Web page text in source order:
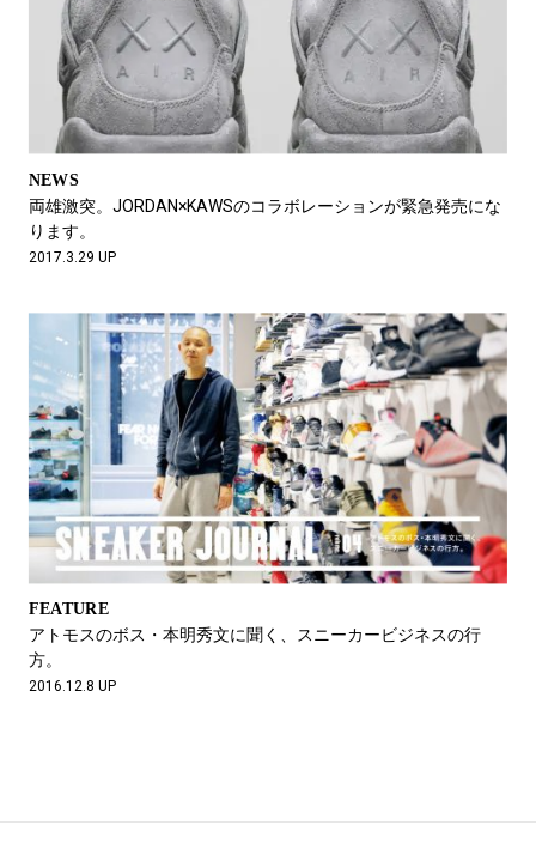
NEWS
両雄激突。JORDAN×KAWSのコラボレーションが緊急発売にな
ります。
2017.3.29 UP
FEATURE
アトモスのボス・本明秀文に聞く、スニーカービジネスの行
方。
2016.12.8 UP